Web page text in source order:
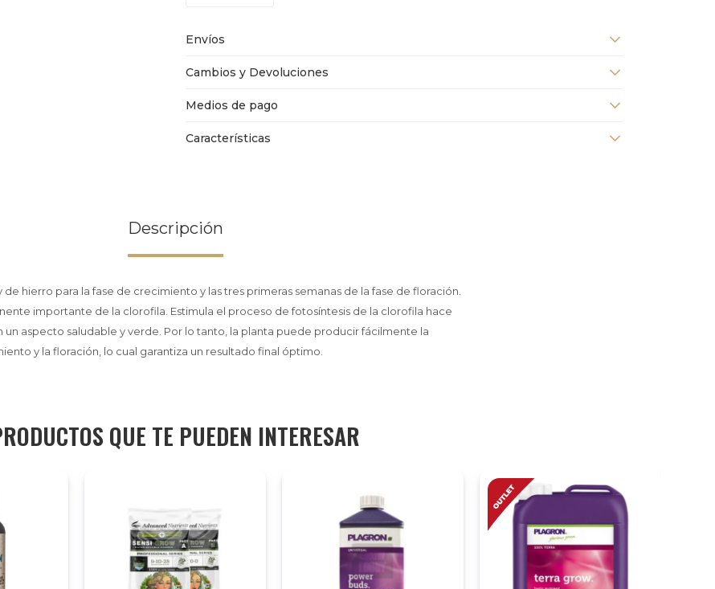
Envíos
Cambios y Devoluciones
Medios de pago
Características
Descripción
de hierro para la fase de crecimiento y las tres primeras semanas de la fase de floración.
importante de la clorofila. Estimula el proceso de fotosíntesis de la clorofila hace
un aspecto saludable y verde. Por lo tanto, la planta puede producir fácilmente la
y la floración, lo cual garantiza un resultado final óptimo.
QUE TE PUEDEN INTERESAR